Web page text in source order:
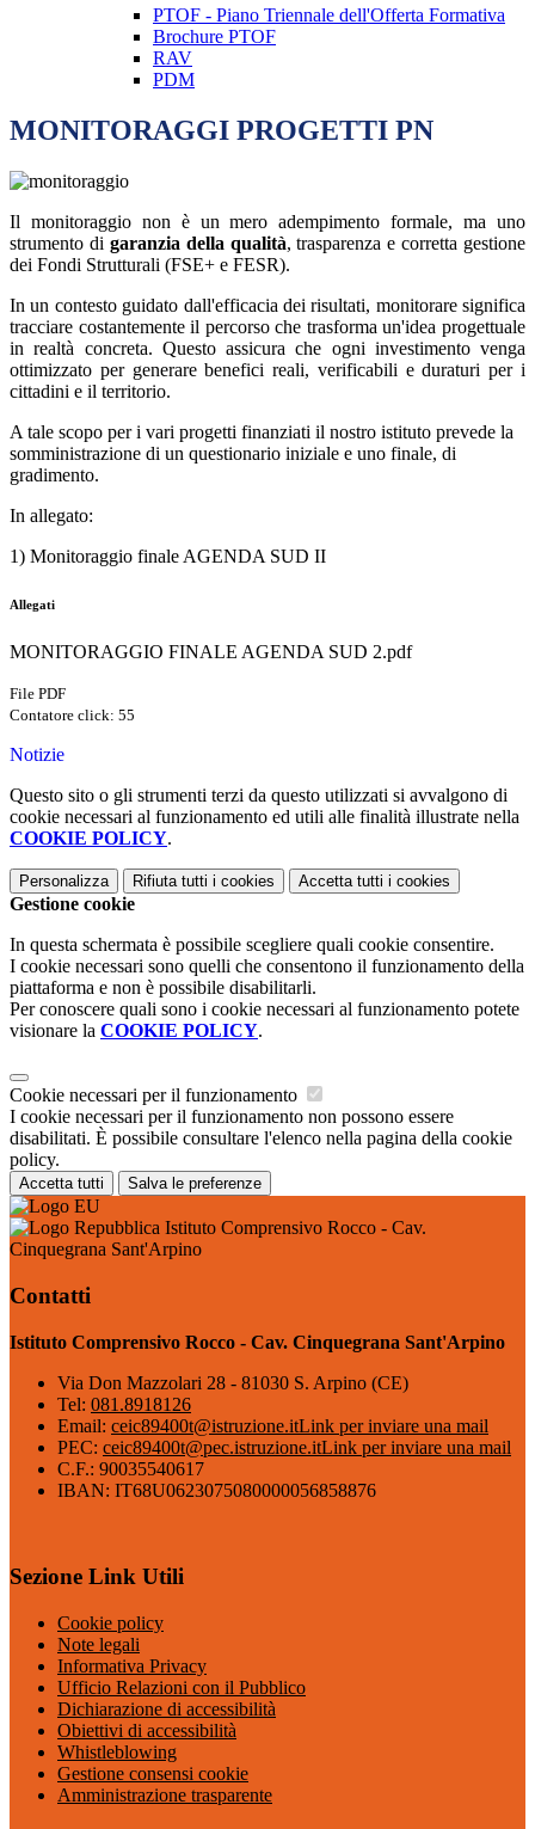
PTOF - Piano Triennale dell'Offerta Formativa
Brochure PTOF
RAV
PDM
MONITORAGGI PROGETTI PN
Il monitoraggio non è un mero adempimento formale, ma uno
strumento di garanzia della qualità, trasparenza e corretta gestione
dei Fondi Strutturali (FSE+ e FESR).
In un contesto guidato dall'efficacia dei risultati, monitorare significa
tracciare costantemente il percorso che trasforma un'idea progettuale
in realtà concreta. Questo assicura che ogni investimento venga
ottimizzato per generare benefici reali, verificabili e duraturi per i
cittadini e il territorio.
A tale scopo per i vari progetti finanziati il nostro istituto prevede la
somministrazione di un questionario iniziale e uno finale, di
gradimento.
In allegato:
1) Monitoraggio finale AGENDA SUD II
Allegati
MONITORAGGIO FINALE AGENDA SUD 2.pdf
File PDF
Contatore click: 55
Notizie
Questo sito o gli strumenti terzi da questo utilizzati si avvalgono di
cookie necessari al funzionamento ed utili alle finalità illustrate nella
COOKIE POLICY.
Personalizza Rifiuta tutti i cookies Accetta tutti i cookies
Gestione cookie
In questa schermata è possibile scegliere quali cookie consentire.
I cookie necessari sono quelli che consentono il funzionamento della
piattaforma e non è possibile disabilitarli.
Per conoscere quali sono i cookie necessari al funzionamento potete
visionare la COOKIE POLICY.
Cookie necessari per il funzionamento
I cookie necessari per il funzionamento non possono essere
disabilitati. È possibile consultare l'elenco nella pagina della cookie
policy.
Accetta tutti Salva le preferenze
Istituto Comprensivo Rocco - Cav.
Cinquegrana Sant'Arpino
Contatti
Istituto Comprensivo Rocco - Cav. Cinquegrana Sant'Arpino
Via Don Mazzolari 28 - 81030 S. Arpino (CE)
Tel: 081.8918126
Email: ceic89400t@istruzione.itLink per inviare una mail
PEC: ceic89400t@pec.istruzione.itLink per inviare una mail
C.F.: 90035540617
IBAN: IT68U0623075080000056858876
Sezione Link Utili
Cookie policy
Note legali
Informativa Privacy
Ufficio Relazioni con il Pubblico
Dichiarazione di accessibilità
Obiettivi di accessibilità
Whistleblowing
Gestione consensi cookie
Amministrazione trasparente